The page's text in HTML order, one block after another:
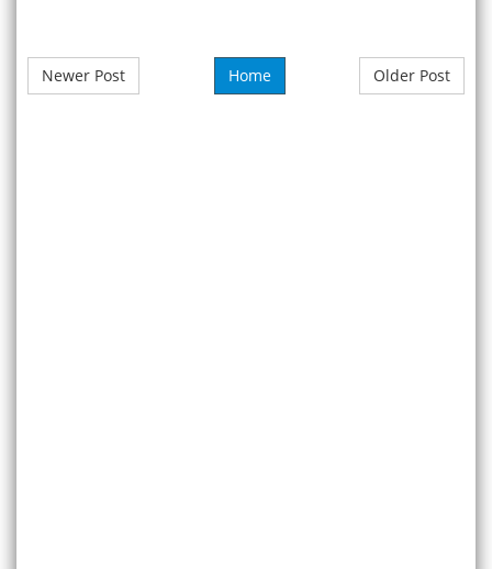
Newer Post Older Post
Home